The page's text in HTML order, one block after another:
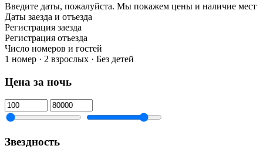
Введите даты, пожалуйста. Мы покажем цены и наличие мест
Даты заезда и отъезда
Регистрация заезда
Регистрация отъезда
Число номеров и гостей
1 номер · 2 взрослых · Без детей
Цена за ночь
Звездность